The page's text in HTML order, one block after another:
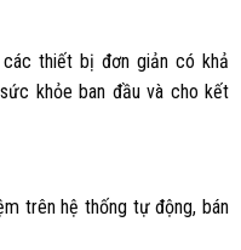
thiết bị đơn giản có khả
khỏe ban đầu và cho kết
trên hệ thống tự động, bán